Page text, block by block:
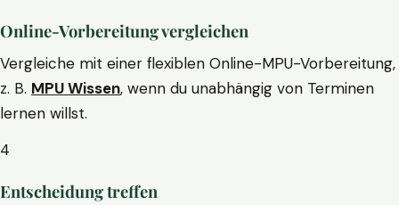
Online-Vorbereitung vergleichen
Vergleiche mit einer flexiblen Online-MPU-Vorbereitung,
z. B. MPU Wissen, wenn du unabhängig von Terminen
lernen willst.
4
Entscheidung treffen